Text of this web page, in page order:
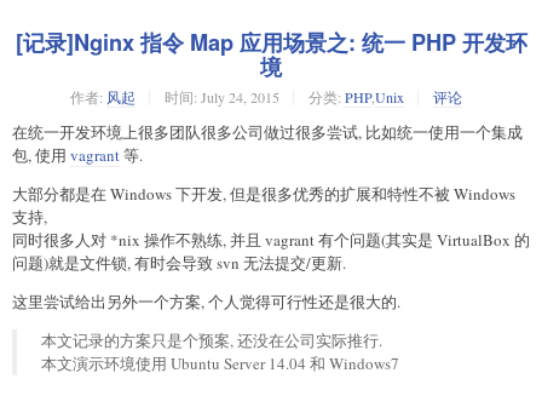
[记录]Nginx 指令 Map 应用场景之: 统一 PHP 开发环
境
作者: 风起 时间: July 24, 2015 分类: PHP,Unix 评论
在统一开发环境上很多团队很多公司做过很多尝试, 比如统一使用一个集成
包, 使用 vagrant等.
大部分都是在 Windows 下开发, 但是很多优秀的扩展和特性不被 Windows
支持,
同时很多人对 *nix 操作不熟练, 并且 vagrant 有个问题(其实是 VirtualBox 的
问题)就是文件锁, 有时会导致 svn 无法提交/更新.
这里尝试给出另外一个方案, 个人觉得可行性还是很大的.
本文记录的方案只是个预案, 还没在公司实际推行.
本文演示环境使用 Ubuntu Server 14.04 和 Windows7